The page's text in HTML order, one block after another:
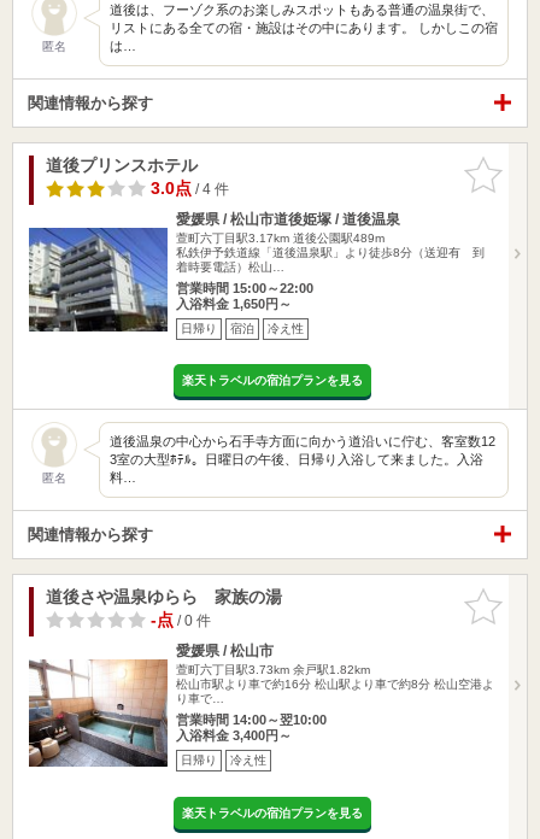
匿名
道後は、フーゾク系のお楽しみスポットもある普通の温泉街で、
リストにある全ての宿・施設はその中にあります。 しかしこの宿
は…
関連情報から探す
お気に入
りに追加
道後プリンスホテル
3.0点/ 4 件
愛媛県 / 松山市道後姫塚 / 道後温泉
萱町六丁目駅3.17km 道後公園駅489m
私鉄伊予鉄道線「道後温泉駅」より徒歩8分（送迎有 到
着時要電話）松山…
営業時間 15:00～22:00
入浴料金 1,650円～
日帰り 宿泊 冷え性
楽天トラベルの宿泊プランを見る
匿名
道後温泉の中心から石手寺方面に向かう道沿いに佇む、客室数12
3室の大型ﾎﾃﾙ。日曜日の午後、日帰り入浴して来ました。入浴
料…
関連情報から探す
お気に入
りに追加
道後さや温泉ゆらら 家族の湯
-点/ 0 件
愛媛県 / 松山市
萱町六丁目駅3.73km 余戸駅1.82km
松山市駅より車で約16分 松山駅より車で約8分 松山空港よ
り車で…
営業時間 14:00～翌10:00
入浴料金 3,400円～
日帰り 冷え性
楽天トラベルの宿泊プランを見る